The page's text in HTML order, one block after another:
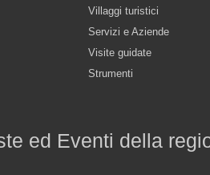
Villaggi turistici
Servizi e Aziende
Visite guidate
Strumenti
ed Eventi della